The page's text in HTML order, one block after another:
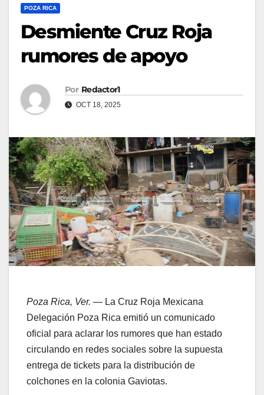
POZA RICA
Desmiente Cruz Roja
rumores de apoyo
Por Redactor1
OCT 18, 2025
Poza Rica, Ver. — La Cruz Roja Mexicana
Delegación Poza Rica emitió un comunicado
oficial para aclarar los rumores que han estado
circulando en redes sociales sobre la supuesta
entrega de tickets para la distribución de
colchones en la colonia Gaviotas.